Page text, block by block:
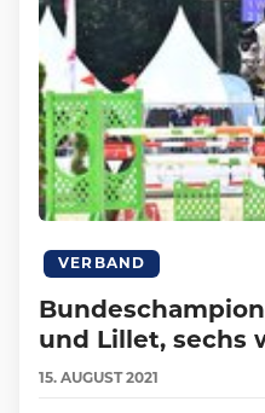
VERBAND
und Lillet, sechs
15. AUGUST 2021